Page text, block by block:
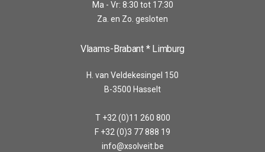
Ma - Vr: 8:30 tot 17:30
Za. en Zo. gesloten
Vlaams-Brabant * Limburg
H. van Veldekesingel 150
B-3500 Hasselt
T +32 (0)11 260 800
F +32 (0)3 77 888 19
info@xsolveit.be